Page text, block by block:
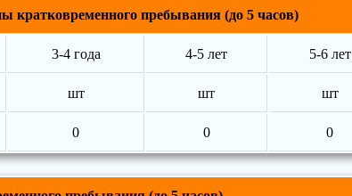
кратковременного пребывания (до 5 часов)
3-4 года 4-5 лет 5-6 лет
шт шт шт
0 0 0